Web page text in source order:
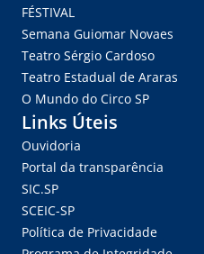
FÉSTIVAL
Semana Guiomar Novaes
Teatro Sérgio Cardoso
Teatro Estadual de Araras
O Mundo do Circo SP
Links Úteis
Ouvidoria
Portal da transparência
SIC.SP
SCEIC-SP
Política de Privacidade